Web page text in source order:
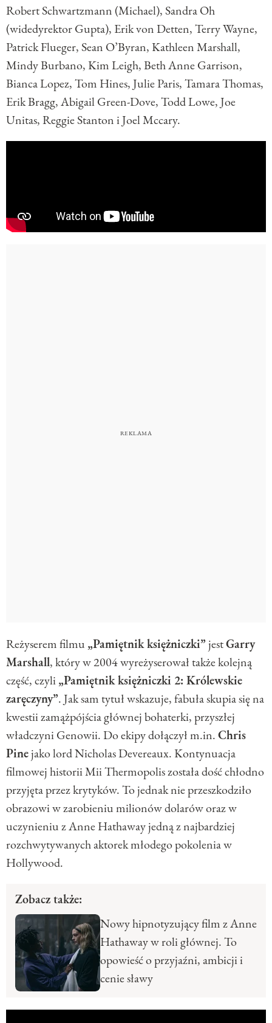
Robert Schwartzmann (Michael),Sandra Oh
(widedyrektor Gupta), Erik von Detten,Terry Wayne,
Patrick Flueger, Sean O’Byran, Kathleen Marshall,
Mindy Burbano, Kim Leigh, Beth Anne Garrison,
Bianca Lopez, Tom Hines, Julie Paris, Tamara Thomas,
Erik Bragg, Abigail Green-Dove, Todd Lowe, Joe
Unitas, Reggie Stanton i Joel Mccary.
Reżyserem filmu „Pamiętnik księżniczki”jestGarry
Marshall, który w 2004 wyreżyserował także kolejną
część, czyli„Pamiętnik księżniczki 2: Królewskie
zaręczyny”. Jak sam tytuł wskazuje, fabuła skupia się na
kwestii zamążpójścia głównej bohaterki, przyszłej
władczyni Genowii. Do ekipy dołączył m.in.Chris
Pinejako lord Nicholas Devereaux. Kontynuacja
filmowej historii MiiThermopoliszostała dość chłodno
przyjęta przez krytyków. To jednak nie przeszkodziło
obrazowi w zarobieniumilionów dolarów oraz w
uczynieniu z Anne Hathaway jedną z najbardziej
rozchwytywanych aktorek młodego pokolenia w
Hollywood.
Zobacz także:
Nowy hipnotyzujący film z Anne
Hathaway w roli głównej. To
opowieść o przyjaźni, ambicji i
cenie sławy